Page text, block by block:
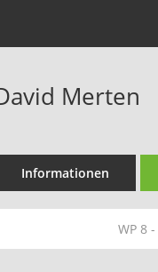
navigation
Merten
Informationen
WP 8